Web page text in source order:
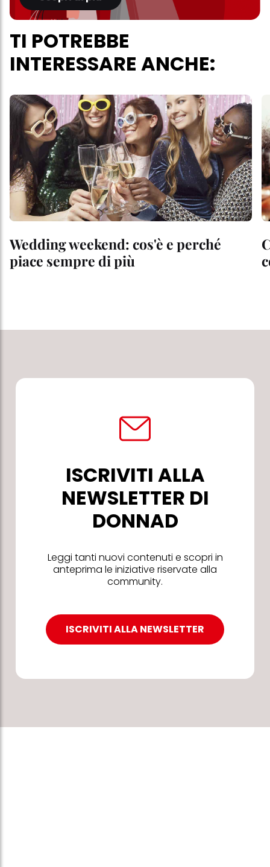
TI POTREBBE
INTERESSARE ANCHE:
Wedding weekend: cos'è e perché
piace sempre di più
ISCRIVITI ALLA
NEWSLETTER DI
DONNAD
Leggi tanti nuovi contenuti e scopri in
anteprima le iniziative riservate alla
community.
ISCRIVITI ALLA NEWSLETTER